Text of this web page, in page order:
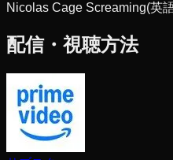
Nicolas Cage Screaming(英
配信・視聴方法